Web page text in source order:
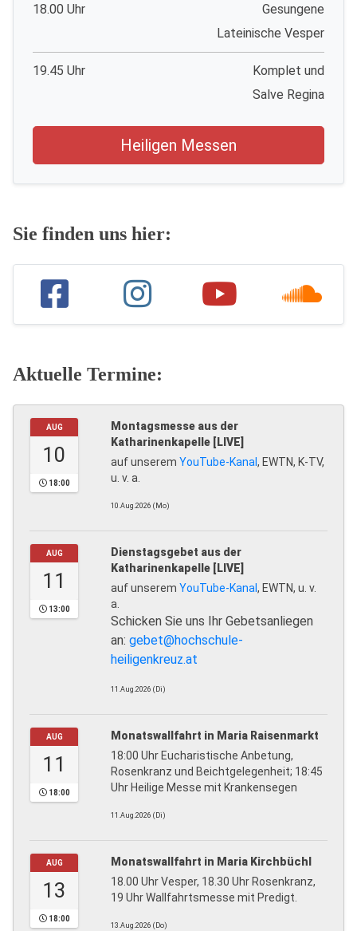
18.00 Uhr
Gesungene
Lateinische Vesper
19.45 Uhr
Komplet und
Salve Regina
Heiligen Messen
Sie finden uns hier:
Aktuelle Termine:
AUG
10
18:00
Montagsmesse aus der
Katharinenkapelle [LIVE]
auf unserem YouTube-Kanal , EWTN, K-TV,
u. v. a.
10.Aug.2026 (Mo)
AUG
11
13:00
Dienstagsgebet aus der
Katharinenkapelle [LIVE]
auf unserem YouTube-Kanal , EWTN, u. v.
a.
Schicken Sie uns Ihr Gebetsanliegen
an: gebet@hochschule-
heiligenkreuz.at
11.Aug.2026 (Di)
AUG
11
18:00
Monatswallfahrt in Maria Raisenmarkt
18:00 Uhr Eucharistische Anbetung,
Rosenkranz und Beichtgelegenheit; 18:45
Uhr Heilige Messe mit Krankensegen
11.Aug.2026 (Di)
AUG
13
18:00
Monatswallfahrt in Maria Kirchbüchl
18.00 Uhr Vesper, 18.30 Uhr Rosenkranz,
19 Uhr Wallfahrtsmesse mit Predigt.
13.Aug.2026 (Do)